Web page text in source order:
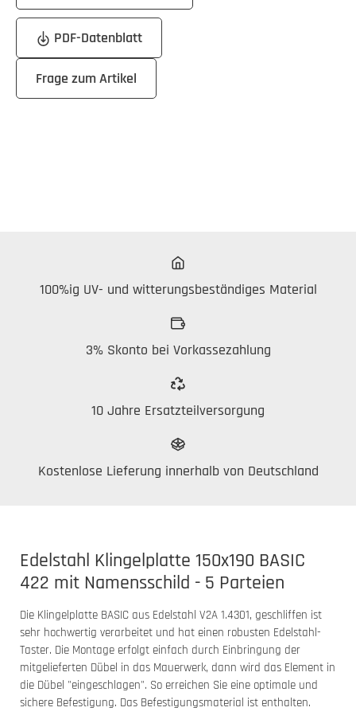
PDF-Datenblatt
Frage zum Artikel
100%ig UV- und witterungsbeständiges Material
3% Skonto bei Vorkassezahlung
10 Jahre Ersatzteilversorgung
Kostenlose Lieferung innerhalb von Deutschland
Edelstahl Klingelplatte 150x190 BASIC
422 mit Namensschild - 5 Parteien
Die Klingelplatte BASIC aus Edelstahl V2A 1.4301, geschliffen ist
sehr hochwertig verarbeitet und hat einen robusten Edelstahl-
Taster. Die Montage erfolgt einfach durch Einbringung der
mitgelieferten Dübel in das Mauerwerk, dann wird das Element in
die Dübel "eingeschlagen". So erreichen Sie eine optimale und
sichere Befestigung. Das Befestigungsmaterial ist enthalten.